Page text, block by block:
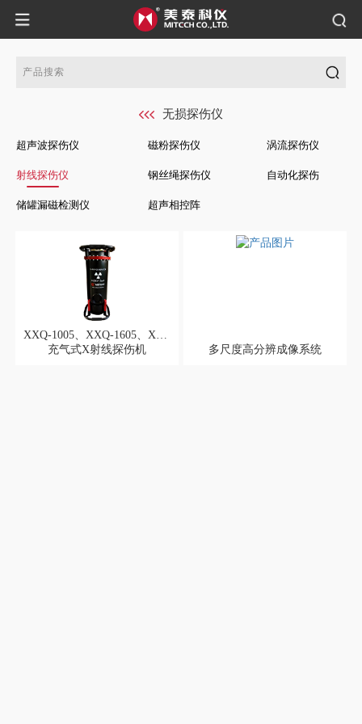
无损探伤仪
超声波探伤仪 磁粉探伤仪 涡流探伤仪
射线探伤仪 钢丝绳探伤仪 自动化探伤
储罐漏磁检测仪 超声相控阵
XXQ-1005、XXQ-1605、XXQ-2005、XXQ-2505、XXQ-3005、XXH-1605、XXH-2005、XXH-2505、XXH-3005、XXHA-2005、XXHA-2505
充气式X射线探伤机
多尺度高分辨成像系统